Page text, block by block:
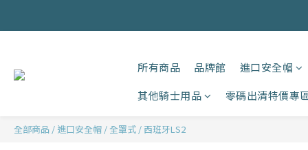
所有商品 品牌館
進口安全帽
其他騎士用品
零碼出清特價專
全部商品 /進口安全帽 / 全罩式 / 西班牙LS2